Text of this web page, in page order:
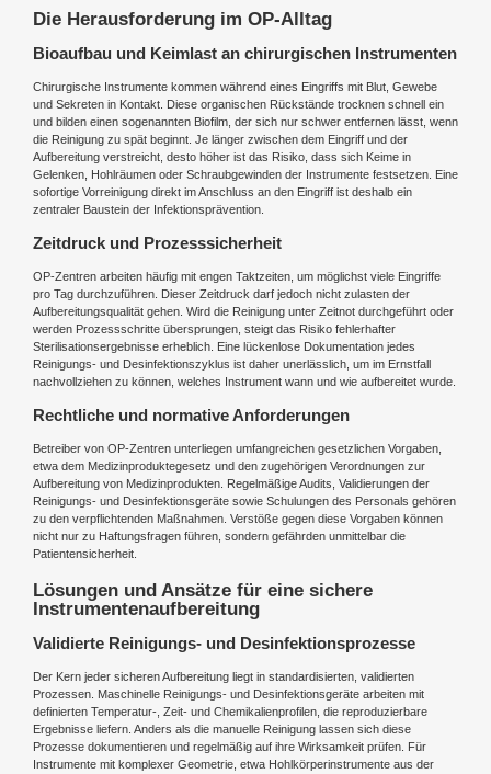
Die Herausforderung im OP-Alltag
Bioaufbau und Keimlast an chirurgischen Instrumenten
Chirurgische Instrumente kommen während eines Eingriffs mit Blut, Gewebe
und Sekreten in Kontakt. Diese organischen Rückstände trocknen schnell ein
und bilden einen sogenannten Biofilm, der sich nur schwer entfernen lässt, wenn
die Reinigung zu spät beginnt. Je länger zwischen dem Eingriff und der
Aufbereitung verstreicht, desto höher ist das Risiko, dass sich Keime in
Gelenken, Hohlräumen oder Schraubgewinden der Instrumente festsetzen. Eine
sofortige Vorreinigung direkt im Anschluss an den Eingriff ist deshalb ein
zentraler Baustein der Infektionsprävention.
Zeitdruck und Prozesssicherheit
OP-Zentren arbeiten häufig mit engen Taktzeiten, um möglichst viele Eingriffe
pro Tag durchzuführen. Dieser Zeitdruck darf jedoch nicht zulasten der
Aufbereitungsqualität gehen. Wird die Reinigung unter Zeitnot durchgeführt oder
werden Prozessschritte übersprungen, steigt das Risiko fehlerhafter
Sterilisationsergebnisse erheblich. Eine lückenlose Dokumentation jedes
Reinigungs- und Desinfektionszyklus ist daher unerlässlich, um im Ernstfall
nachvollziehen zu können, welches Instrument wann und wie aufbereitet wurde.
Rechtliche und normative Anforderungen
Betreiber von OP-Zentren unterliegen umfangreichen gesetzlichen Vorgaben,
etwa dem Medizinproduktegesetz und den zugehörigen Verordnungen zur
Aufbereitung von Medizinprodukten. Regelmäßige Audits, Validierungen der
Reinigungs- und Desinfektionsgeräte sowie Schulungen des Personals gehören
zu den verpflichtenden Maßnahmen. Verstöße gegen diese Vorgaben können
nicht nur zu Haftungsfragen führen, sondern gefährden unmittelbar die
Patientensicherheit.
Lösungen und Ansätze für eine sichere
Instrumentenaufbereitung
Validierte Reinigungs- und Desinfektionsprozesse
Der Kern jeder sicheren Aufbereitung liegt in standardisierten, validierten
Prozessen. Maschinelle Reinigungs- und Desinfektionsgeräte arbeiten mit
definierten Temperatur-, Zeit- und Chemikalienprofilen, die reproduzierbare
Ergebnisse liefern. Anders als die manuelle Reinigung lassen sich diese
Prozesse dokumentieren und regelmäßig auf ihre Wirksamkeit prüfen. Für
Instrumente mit komplexer Geometrie, etwa Hohlkörperinstrumente aus der